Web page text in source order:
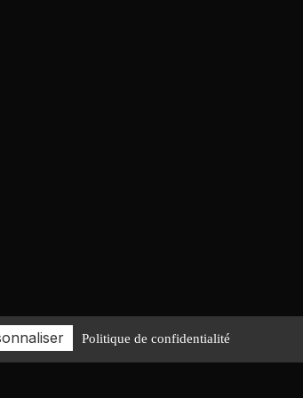
Politique de confidentialité